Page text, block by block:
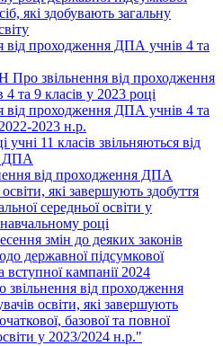
які здобувають загальну
від проходження ДПА учнів 4 та
звільнення від проходження
та 9 класів у 2023 році
від проходження ДПА учнів 4 та
2023 н.р.
учні 11 класів звільняються від
ДПА
від проходження ДПА
освіти, які завершують здобуття
середньої освіти у
році
змін до деяких законів
державної підсумкової
вступної кампанії 2024
звільнення від проходження
освіти, які завершують
базової та повної
у 2023/2024 н.р."